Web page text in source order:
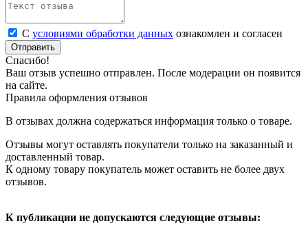
С условиями обработки данных ознакомлен и согласен
Отправить
Спасибо!
Ваш отзыв успешно отправлен. После модерации он появится
на сайте.
Правила оформления отзывов
В отзывах должна содержаться информация только о товаре.
Отзывы могут оставлять покупатели только на заказанный и
доставленный товар.
К одному товару покупатель может оставить не более двух
отзывов.
К публикации не допускаются следующие отзывы: